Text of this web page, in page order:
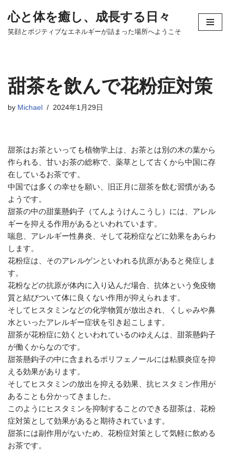
コ
ツ
へ
キ
心と体を癒し、成長する日々
笑顔とポジティブなエネルギーが詰まった場所へようこそ
甜茶を飲んで花粉症対策
by Michael 2024年1月29日
甜茶はお茶といっても植物学上は、お茶とは別の木の葉から
作られる、甘いお茶の総称で、薬草として古くから中国に存
在しているお茶です。
中国では多くの幸せを願い、旧正月に甜茶を飲む習慣がある
ようです。
甜茶の中の甜葉懸鈎子（てんようけんこうし）には、アレル
ギーを抑える作用があるといわれています。
喘息、アレルギー性鼻炎、そして花粉症などに効果をあらわ
します。
花粉症は、そのアレルゲンといわれる抗原があると発症しま
す。
花粉などの抗原が体内に入り込んだ場合、抗体という免疫物
質と結びついて体に良くない作用が抑えられます。
そしてヒスタミンなどの化学物質が放出され、くしゃみや鼻
水といったアレルギー症状を引き起こします。
甜茶が花粉症に効くといわれているのゆえんは、甜茶懸鈎子
が働くからなのです。
甜茶懸鈎子の中に含まれるポリフェノールには粘膜炎症を抑
える効果があります。
そしてヒスタミンの放出を抑える効果、抗ヒスタミン作用が
あることも分かってきました。
このようにヒスタミンを抑制することのできる甜茶は、花粉
症対策として効果があると期待されています。
甜茶には副作用がないため、花粉症対策として気軽に飲める
お茶です。